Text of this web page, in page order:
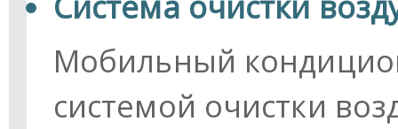
Мобильный
системой очистки